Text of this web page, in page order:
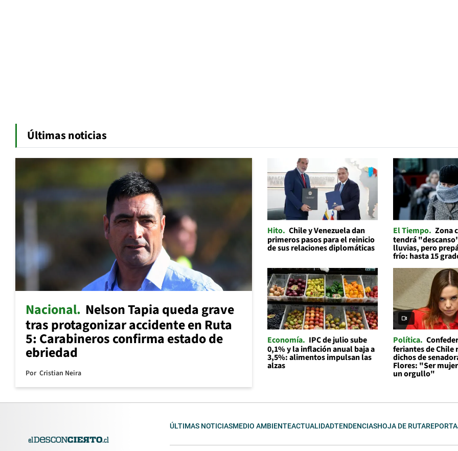
Últimas noticias
Nacional Nelson Tapia queda grave
tras protagonizar accidente en Ruta
5: Carabineros confirma estado de
ebriedad
Por Cristian Neira
Hito Chile y Venezuela dan
primeros pasos para el reinicio
de sus relaciones diplomáticas
El Tiempo Zona
tendrá
lluvias, pero
frío: hasta 15
Economía
IPC de julio sube
0,1% y la inflación anual baja a
3,5%: alimentos impulsan las
alzas
Política
feriantes de Chile
dichos de
Flores: "Ser
un orgullo"
ÚLTIMAS NOTICIASMEDIO AMBIENTEACTUALIDADTENDENCIASHOJA DE RUTA